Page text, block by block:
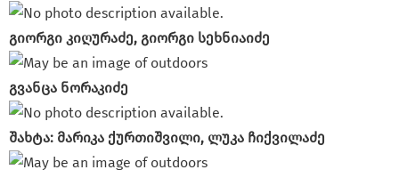
გიორგი კიღურაძე, გიორგი სეხნიაიძე
გვანცა ნორაკიძე
შახტა: მარიკა ქურთიშვილი, ლუკა ჩიქვილაძე